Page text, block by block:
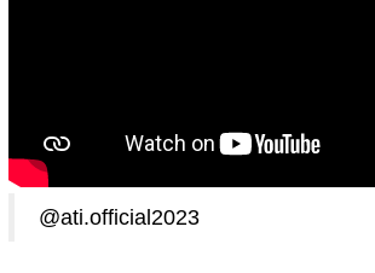
@ati.official2023